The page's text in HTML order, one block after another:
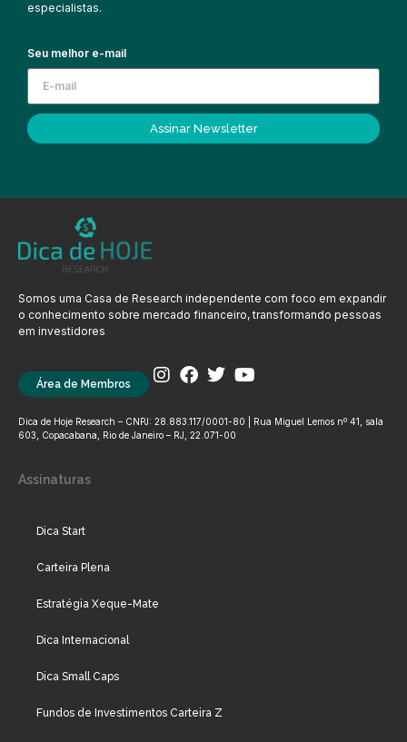
especialistas.
Seu melhor e-mail
Assinar Newsletter
Somos uma Casa de Research independente com foco em expandir
o conhecimento sobre mercado financeiro, transformando pessoas
em investidores
Área de Membros
Dica de Hoje Research – CNPJ: 28.883.117/0001-80 | Rua Miguel Lemos nº 41, sala
603, Copacabana, Rio de Janeiro – RJ, 22.071-00
Assinaturas
Dica Start
Carteira Plena
Estratégia Xeque-Mate
Dica Internacional
Dica Small Caps
Fundos de Investimentos Carteira Z